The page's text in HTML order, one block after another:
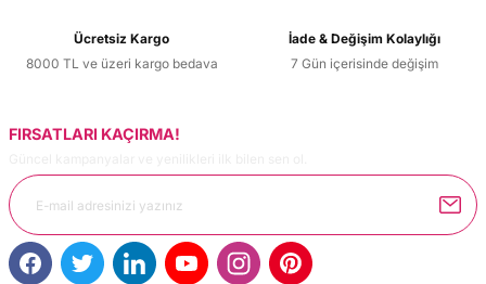
Ücretsiz Kargo
8000 TL ve üzeri kargo bedava
İade & Değişim Kolaylığı
7 Gün içerisinde değişim
FIRSATLARI KAÇIRMA!